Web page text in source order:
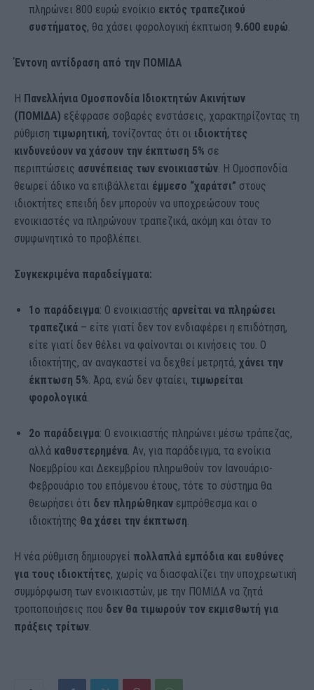
πληρώνει 800 ευρώ ενοίκιο εκτός τραπεζικού
συστήματος, θα χάσει φορολογική έκπτωση 9.600 ευρώ.
Έντονη αντίδραση από την ΠΟΜΙΔΑ
Η Πανελλήνια Ομοσπονδία Ιδιοκτητών Ακινήτων
(ΠΟΜΙΔΑ) εξέφρασε σοβαρές ενστάσεις, χαρακτηρίζοντας τη
ρύθμιση τιμωρητική, τονίζοντας ότι οι ιδιοκτήτες
κινδυνεύουν να χάσουν την έκπτωση 5% σε
περιπτώσεις ασυνέπειας των ενοικιαστών. Η Ομοσπονδία
θεωρεί άδικο να επιβάλλεται έμμεσο “χαράτσι” στους
ιδιοκτήτες επειδή δεν μπορούν να υποχρεώσουν τους
ενοικιαστές να πληρώνουν τραπεζικά, ακόμη και όταν το
συμφωνητικό το προβλέπει.
Συγκεκριμένα παραδείγματα:
1ο παράδειγμα: Ο ενοικιαστής αρνείται να πληρώσει
τραπεζικά – είτε γιατί δεν τον ενδιαφέρει η επιδότηση,
είτε γιατί δεν θέλει να φαίνονται οι κινήσεις του. Ο
ιδιοκτήτης, αν αναγκαστεί να δεχθεί μετρητά, χάνει την
έκπτωση 5%. Άρα, ενώ δεν φταίει, τιμωρείται
φορολογικά.
2ο παράδειγμα: Ο ενοικιαστής πληρώνει μέσω τράπεζας,
αλλά καθυστερημένα. Αν, για παράδειγμα, τα ενοίκια
Νοεμβρίου και Δεκεμβρίου πληρωθούν τον Ιανουάριο-
Φεβρουάριο του επόμενου έτους, τότε το σύστημα θα
θεωρήσει ότι δεν πληρώθηκαν εμπρόθεσμα και ο
ιδιοκτήτης θα χάσει την έκπτωση.
Η νέα ρύθμιση δημιουργεί πολλαπλά εμπόδια και ευθύνες
για τους ιδιοκτήτες, χωρίς να διασφαλίζει την υποχρεωτική
συμμόρφωση των ενοικιαστών, με την ΠΟΜΙΔΑ να ζητά
τροποποιήσεις που δεν θα τιμωρούν τον εκμισθωτή για
πράξεις τρίτων.